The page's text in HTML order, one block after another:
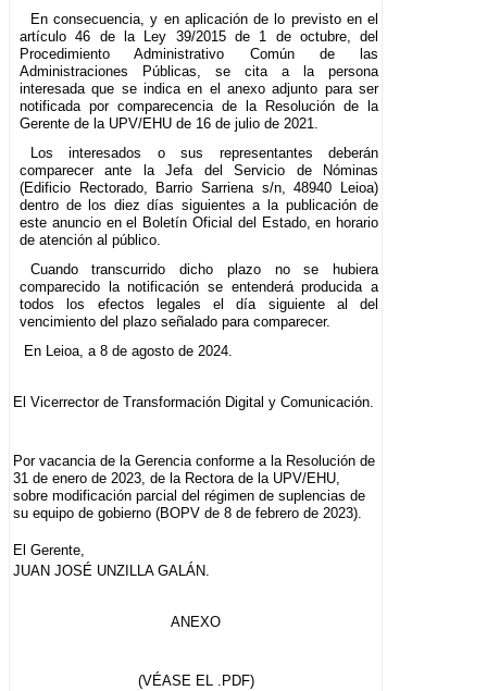
En consecuencia, y en aplicación de lo previsto en el
artículo 46 de la Ley 39/2015 de 1 de octubre, del
Procedimiento Administrativo Común de las
Administraciones Públicas, se cita a la persona
interesada que se indica en el anexo adjunto para ser
notificada por comparecencia de la Resolución de la
Gerente de la UPV/EHU de 16 de julio de 2021.
Los interesados o sus representantes deberán
comparecer ante la Jefa del Servicio de Nóminas
(Edificio Rectorado, Barrio Sarriena s/n, 48940 Leioa)
dentro de los diez días siguientes a la publicación de
este anuncio en el Boletín Oficial del Estado, en horario
de atención al público.
Cuando transcurrido dicho plazo no se hubiera
comparecido la notificación se entenderá producida a
todos los efectos legales el día siguiente al del
vencimiento del plazo señalado para comparecer.
En Leioa, a 8 de agosto de 2024.
El Vicerrector de Transformación Digital y Comunicación.
Por vacancia de la Gerencia conforme a la Resolución de
31 de enero de 2023, de la Rectora de la UPV/EHU,
sobre modificación parcial del régimen de suplencias de
su equipo de gobierno (BOPV de 8 de febrero de 2023).
El Gerente,
JUAN JOSÉ UNZILLA GALÁN.
ANEXO
(VÉASE EL .PDF)